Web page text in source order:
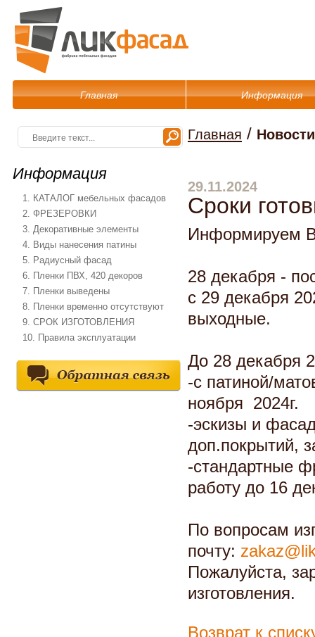
Главная Информация
Информация
1. КАТАЛОГ мебельных фасадов
2. ФРЕЗЕРОВКИ
3. Декоративные элементы
4. Виды нанесения патины
5. Радиусный фасад
6. Пленки ПВХ, 420 декоров
7. Пленки выведены
8. Пленки временно отсутствуют
9. СРОК ИЗГОТОВЛЕНИЯ
10. Правила эксплуатации
Главная /
29.11.2024
Сроки
Информируем
28 декабря -
с 29 декабря
выходные.
До 28 декабря
-с патиной/
ноября 2024г.
-эскизы и
доп.покрытий,
-стандартные
работу до 16
По вопросам
почту:
Пожалуйста,
изготовления.
Возврат к